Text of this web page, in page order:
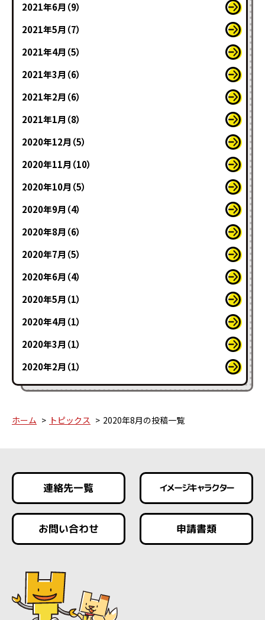
2021年6月（9）
2021年5月（7）
2021年4月（5）
2021年3月（6）
2021年2月（6）
2021年1月（8）
2020年12月（5）
2020年11月（10）
2020年10月（5）
2020年9月（4）
2020年8月（6）
2020年7月（5）
2020年6月（4）
2020年5月（1）
2020年4月（1）
2020年3月（1）
2020年2月（1）
ホーム トピックス 2020年8月の投稿一覧
連絡先一覧 イメージキャラクター
お問い合わせ 申請書類